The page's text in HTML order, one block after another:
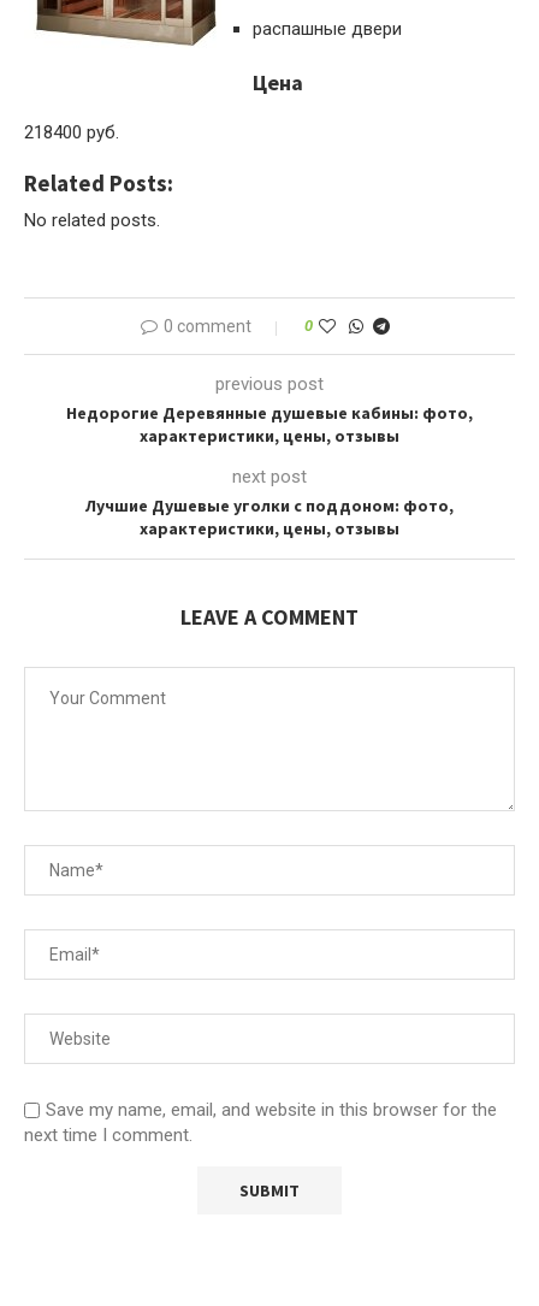
распашные двери
Цена
218400 руб.
Related Posts:
No related posts.
0 comment 0
previous post
Недорогие Деревянные душевые кабины: фото,
характеристики, цены, отзывы
next post
Лучшие Душевые уголки с поддоном: фото,
характеристики, цены, отзывы
LEAVE A COMMENT
Save my name, email, and website in this browser for the
next time I comment.